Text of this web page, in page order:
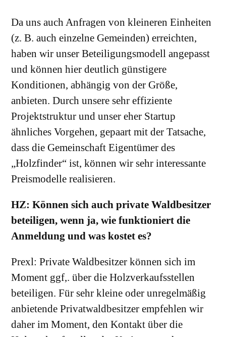
Da uns auch Anfragen von kleineren Einheiten
(z. B. auch einzelne Gemeinden) erreichten,
haben wir unser Beteiligungsmodell angepasst
und können hier deutlich günstigere
Konditionen, abhängig von der Größe,
anbieten. Durch unsere sehr effiziente
Projektstruktur und unser eher Startup
ähnliches Vorgehen, gepaart mit der Tatsache,
dass die Gemeinschaft Eigentümer des
„Holzfinder“ ist, können wir sehr interessante
Preismodelle realisieren.
HZ: Können sich auch private Waldbesitzer
beteiligen, wenn ja, wie funktioniert die
Anmeldung und was kostet es?
Prexl: Private Waldbesitzer können sich im
Moment ggf,. über die Holzverkaufsstellen
beteiligen. Für sehr kleine oder unregelmäßig
anbietende Privatwaldbesitzer empfehlen wir
daher im Moment, den Kontakt über die